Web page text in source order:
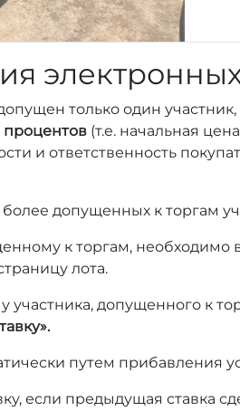
только один
процентов (т.е. начальная
и ответственность
допущенных к торгам
к торгам,
лота.
допущенного к
путем прибавления
если предыдущая ставка